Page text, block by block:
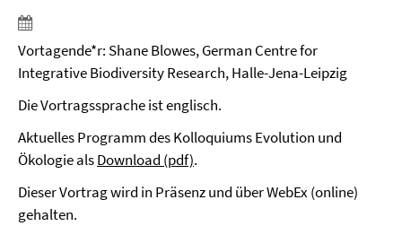
Vortagende*r: Shane Blowes, German Centre for
Integrative Biodiversity Research, Halle-Jena-Leipzig
Die Vortragssprache ist englisch.
Aktuelles Programm des Kolloquiums Evolution und
Ökologie alsDownload (pdf).
Dieser Vortrag wird in Präsenz und über WebEx (online)
gehalten.